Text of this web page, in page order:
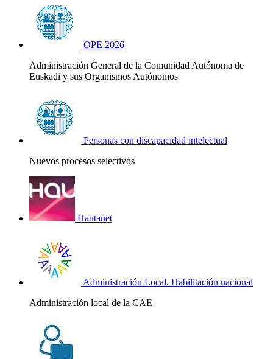
OPE 2026
Administración General de la Comunidad Autónoma de
Euskadi y sus Organismos Autónomos
Personas con discapacidad intelectual
Nuevos procesos selectivos
Hautanet
Administración Local. Habilitación nacional
Administración local de la CAE